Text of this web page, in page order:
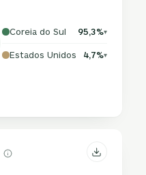
Coreia do Sul 95,3%▾
Estados Unidos 4,7%▾